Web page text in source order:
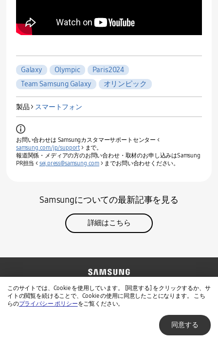
このサイトでは、Cookie を使用しています。 [同意する] をクリックするか、サ
イトの閲覧を続けることで、Cookie の使用に同意したことになります。 こち
らのプライバシー ポリシーをご覧ください。
同意する
Galaxy Olympic
Paris2024
Team Samsung Galaxy
オリンピック
製品 > スマートフォン
お問い合わせは Samsungカスタマーサポートセンター <
samsung.com/jp/support > まで。
報道関係・メディアの方のお問い合わせ・取材のお申し込みはSamsung
PR担当 < sej.press@samsung.com> までお問い合わせください。
Samsungについての最新記事を見る
詳細はこちら
お問い合わせ
Samsung公式サイト
免責事項
個人情報保護方針